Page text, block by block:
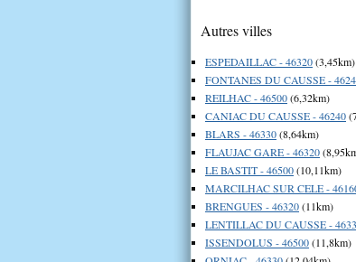
Autres villes
ESPEDAILLAC - 46320(3,45km)
FONTANES DU CAUSSE -
REILHAC - 46500(6,32km)
CANIAC DU CAUSSE - 46240
BLARS - 46330(8,64km)
FLAUJAC GARE - 46320
LE BASTIT - 46500(10,11km)
MARCILHAC SUR CELE -
BRENGUES - 46320(11km)
LENTILLAC DU CAUSSE -
ISSENDOLUS - 46500(11,8km)